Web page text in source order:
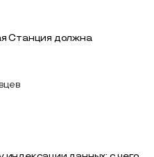
Станция должна